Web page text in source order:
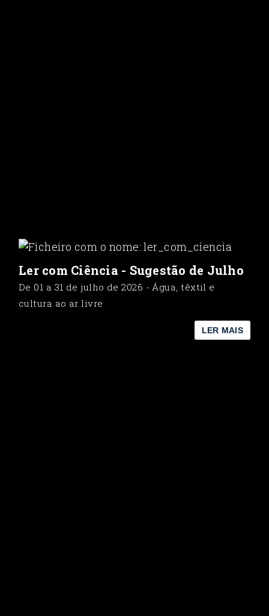
Ler com Ciência - Sugestão de Julho
De 01 a 31 de julho de 2026 - Água, têxtil e
cultura ao ar livre
LER MAIS